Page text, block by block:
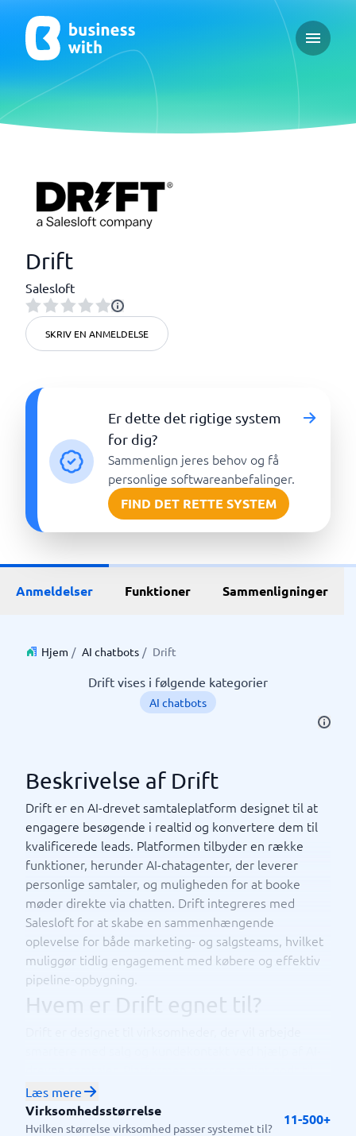
Open
Drift
Salesloft
SKRIV EN ANMELDELSE
Er dette det rigtige system
for dig?
Sammenlign jeres behov og få
personlige softwareanbefalinger.
FIND DET RETTE SYSTEM
Anmeldelser Funktioner Sammenligninger
Hjem / AI chatbots / Drift
Drift vises i følgende kategorier
AI chatbots
Beskrivelse af Drift
Drift er en AI-drevet samtaleplatform designet til at
engagere besøgende i realtid og konvertere dem til
kvalificerede leads. Platformen tilbyder en række
funktioner, herunder AI-chatagenter, der leverer
personlige samtaler, og muligheden for at booke
møder direkte via chatten. Drift integreres med
Salesloft for at skabe en sammenhængende
oplevelse for både marketing- og salgsteams, hvilket
muliggør tidlig engagement med købere og effektiv
pipeline-opbygning.
Hvem er Drift egnet til?
marketing- og salgsteams, der ønsker at engagere
besøgende på deres hjemmeside i realtid, kvalificere
leads automatisk og booke møder uden manuel
Læs mere
Virksomhedsstørrelse
Hvilken størrelse virksomhed passer systemet til?
11-500+